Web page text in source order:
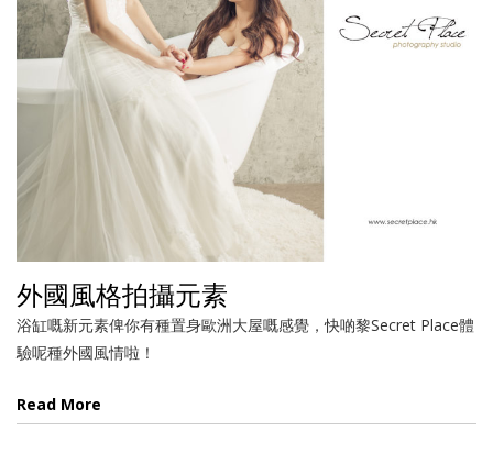
外國風格拍攝元素
浴缸嘅新元素俾你有種置身歐洲大屋嘅感覺，快啲黎Secret Place體
驗呢種外國風情啦！
Read More